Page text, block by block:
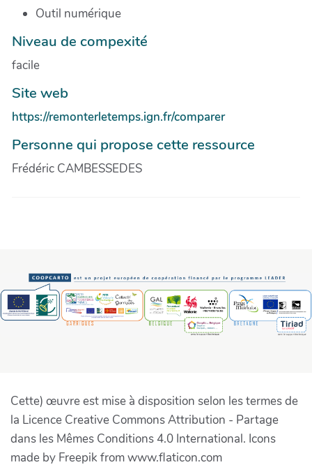
Outil numérique
Niveau de compexité
facile
Site web
https://remonterletemps.ign.fr/comparer
Personne qui propose cette ressource
Frédéric CAMBESSEDES
Cette) œuvre est mise à disposition selon les termes de
la Licence Creative Commons Attribution - Partage
dans les Mêmes Conditions 4.0 International. Icons
made by Freepik from www.flaticon.com